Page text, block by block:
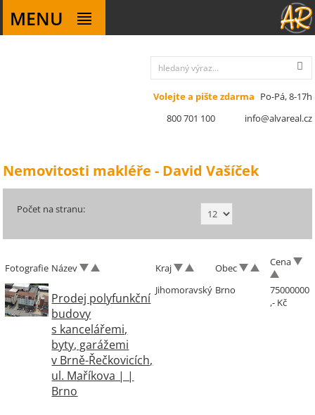
MENU
Volejte a pište zdarma Po-Pá, 8-17h
800 701 100
info@alvareal.cz
Nemovitosti makléře - David Vašíček
Počet na stranu:
Fotografie Název Kraj Obec Cena
Prodej polyfunkční
budovy
s kancelářemi,
byty, garážemi
v Brně-Řečkovicích,
ul. Maříkova | |
Brno
Jihomoravský Brno
75000000
,- Kč